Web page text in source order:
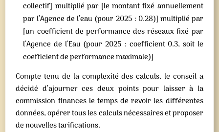
collectif] multiplié par [le montant fixé annuellement
par l’Agence de l’eau (pour 2025 : 0.28)] multiplié par
[un coefficient de performance des réseaux fixé par
l’Agence de l’Eau (pour 2025 : coefficient 0.3, soit le
coefficient de performance maximale)]
Compte tenu de la complexité des calculs, le conseil a
décidé d’ajourner ces deux points pour laisser à la
commission finances le temps de revoir les différentes
données, opérer tous les calculs nécessaires et proposer
de nouvelles tarifications.